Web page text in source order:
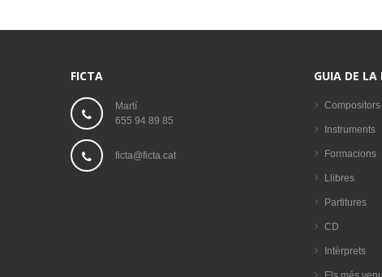
FICTA
Martí
655 94 89 85
ficta@ficta.cat
GUIA DE LA
Compositors
Instruments
Formacions
Llibres
Partitures
CD
Intèrprets